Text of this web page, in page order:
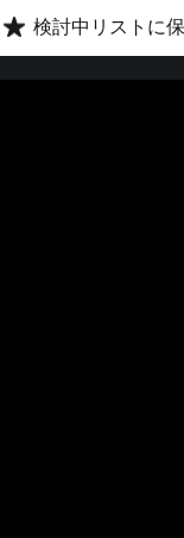
検討中リストに